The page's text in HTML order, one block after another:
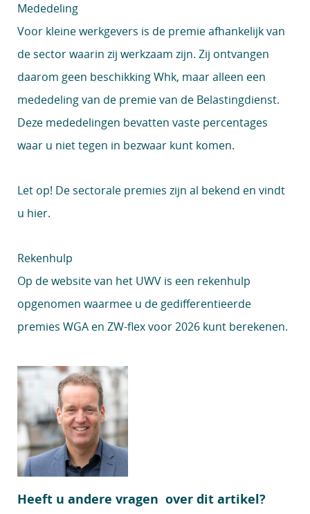
Mededeling
Voor kleine werkgevers is de premie afhankelijk van
de sector waarin zij werkzaam zijn. Zij ontvangen
daarom geen beschikking Whk, maar alleen een
mededeling van de premie van de Belastingdienst.
Deze mededelingen bevatten vaste percentages
waar u niet tegen in bezwaar kunt komen.
Let op! De sectorale premies zijn al bekend en vindt
u hier.
Rekenhulp
Op de website van het UWV is een rekenhulp
opgenomen waarmee u de gedifferentieerde
premies WGA en ZW-flex voor 2026 kunt berekenen.
Heeft u andere vragen over dit artikel?